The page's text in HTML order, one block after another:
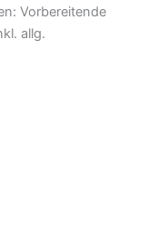
Vorbereitende
allg.